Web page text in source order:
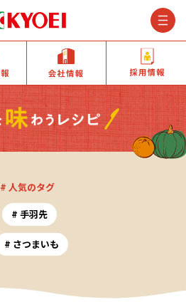
お得な情報 会社情報
# 人気のタグ
手羽先
さつまいも